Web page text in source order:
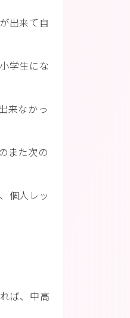
出来て自
学生にな
来なかっ
また次の
個人レッ
ば、中高